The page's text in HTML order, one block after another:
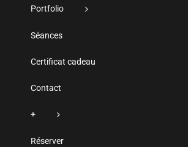
Portfolio
Séances
Certificat cadeau
Contact
+
Réserver